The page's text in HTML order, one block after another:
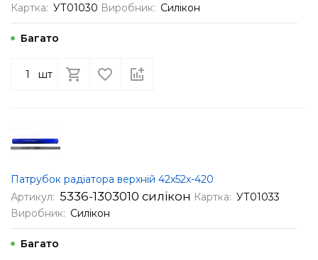
Картка: УТ01030 Виробник: Силікон
Багато
шт
Патрубок радіатора верхній 42х52х-420
Артикул: 5336-1303010 силікон Картка: УТ01033
Виробник: Силікон
Багато